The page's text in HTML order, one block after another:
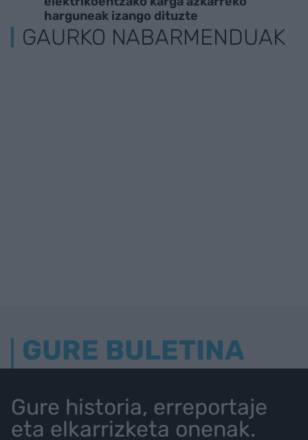
harguneak izango dituzte
GAURKO NABARMENDUAK
GURE BULETINA
Gure historia, erreportaje
eta elkarrizketa onenak.